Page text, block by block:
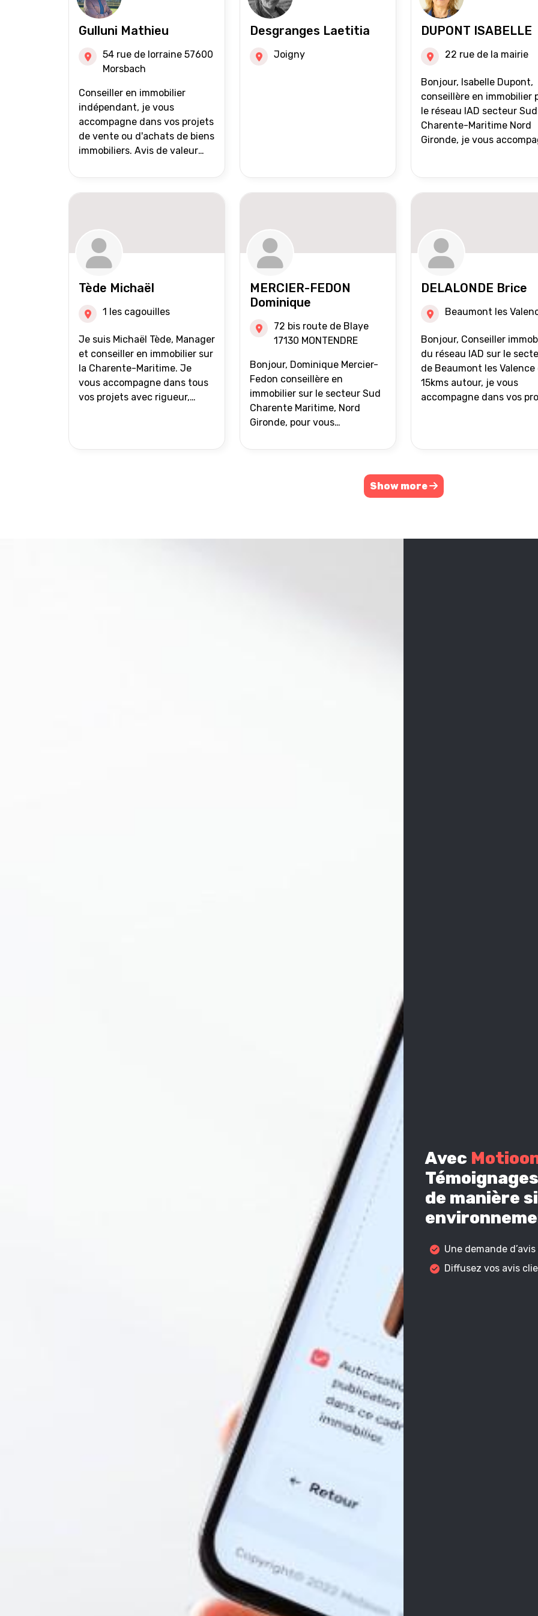
Gulluni Mathieu
54 rue de lorraine 57600
Morsbach
Conseiller en immobilier
indépendant, je vous
accompagne dans vos projets
de vente ou d'achats de biens
immobiliers. Avis de valeur
suivi personnalisés Mise en
avant du bien grâce à des
(niveau national et
international) Validation du
financement des acquéreurs
auprès de partenaires
financiers Portefeuille de
clients acquéreurs travaillé et
Vente en partage grâce au
réseau Iad France et Iad
Deutschland Inter agence
Desgranges Laetitia
Joigny
DUPONT ISABELLE
22 rue de la mairie
Bonjour, Isabelle Dupont,
conseillère en immobilier
le réseau IAD secteur Sud
Charente-Maritime Nord
Gironde, je vous
Tède Michaël
1 les cagouilles
Je suis Michaël Tède, Manager
et conseiller en immobilier sur
la Charente-Maritime. Je
vous accompagne dans tous
vos projets avec rigueur,
MERCIER-FEDON
Dominique
72 bis route de Blaye
17130 MONTENDRE
Bonjour, Dominique Mercier-
Fedon conseillère en
immobilier sur le secteur Sud
Charente Maritime, Nord
Gironde, pour vous
projets immobiliers.
DELALONDE Brice
Beaumont les
Bonjour, Conseiller immobilier
du réseau IAD sur le
de Beaumont les Valence
15kms autour, je vous
accompagne dans vos
Show more
Avec
de manière
Une demande
Diffusez vos avis